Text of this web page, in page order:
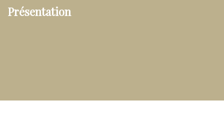
Présentation